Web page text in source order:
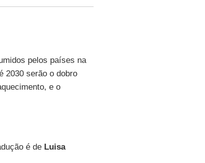
pelos países na
2030 serão o dobro
e o
é de Luisa